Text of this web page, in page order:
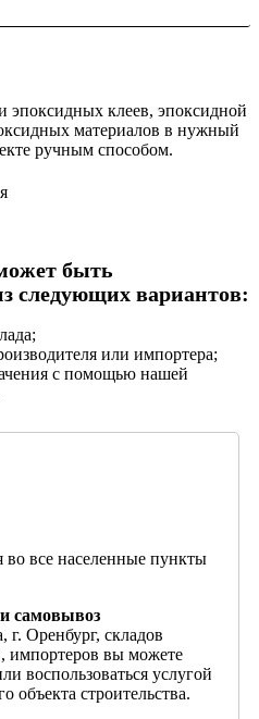
эпоксидных клеев, эпоксидной
материалов в нужный
ручным способом.
быть
следующих вариантов:
или импортера;
с помощью нашей
во все населенные пункты
самовывоз
г. Оренбург, складов
импортеров вы можете
воспользоваться услугой
объекта строительства.